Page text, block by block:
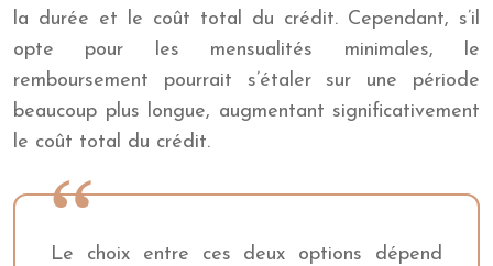
la durée et le coût total du crédit. Cependant, s’il
opte pour les mensualités minimales, le
remboursement pourrait s’étaler sur une période
beaucoup plus longue, augmentant significativement
le coût total du crédit.
Le choix entre ces deux options dépend